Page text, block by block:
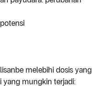
melebihi dosis yang
yang mungkin terjadi: